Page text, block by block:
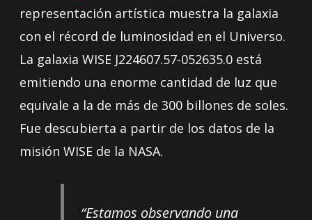
representación artística muestra la galaxia
con el récord de luminosidad en el Universo.
La galaxia WISE J224607.57-052635.0 está
emitiendo una enorme cantidad de luz que
equivale a la de más de 300 billones de soles.
Fue descubierta a partir de los datos de la
misión WISE de la NASA.
“Estamos observando una